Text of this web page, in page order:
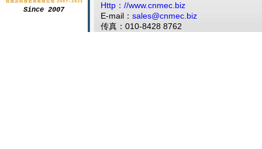
Since 2007
Http：//www.cnmec.biz
E-mail： sales@cnmec.biz
传真：010-8428 8762